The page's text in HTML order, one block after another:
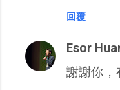
回覆
Esor
謝謝你，